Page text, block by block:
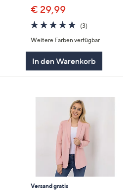
€ 29,99
5.0
von
5
(3)3
Weitere Farben verfügbar
In den Warenkorb
Versand gratis